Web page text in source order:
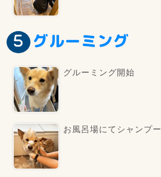
グルーミング
グルーミング開始
お風呂場にてシャンプー